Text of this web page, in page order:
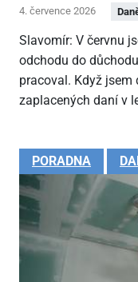
4. července 2026
Slavomír: V červnu
odchodu do
pracoval. Když jsem
zaplacených daní v
PORADNA